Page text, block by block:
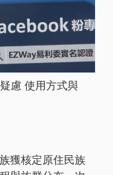
慮 使用方式與
獲核定原住民族